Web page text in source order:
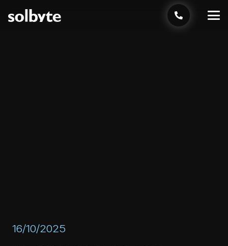
16/10/2025